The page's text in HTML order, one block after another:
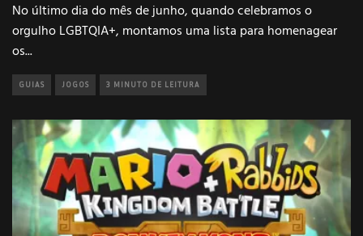
No último dia do mês de junho, quando celebramos o
orgulho LGBTQIA+, montamos uma lista para homenagear
os...
GUIAS JOGOS 3 MINUTO DE LEITURA